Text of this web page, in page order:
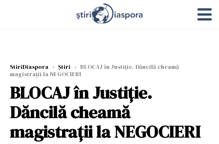
StiriDiaspora › Știri › BLOCAJ în Justiție. Dăncilă cheamă
magistrații la NEGOCIERI
BLOCAJ în Justiție.
Dăncilă cheamă
magistrații la NEGOCIERI